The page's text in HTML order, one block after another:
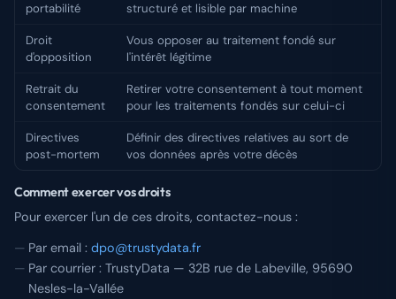
portabilité
structuré et lisible par machine
Droit
d'opposition
Vous opposer au traitement fondé sur
l'intérêt légitime
Retrait du
consentement
Retirer votre consentement à tout moment
pour les traitements fondés sur celui-ci
Directives
post-mortem
Définir des directives relatives au sort de
vos données après votre décès
Comment exercer vos droits
Pour exercer l'un de ces droits, contactez-nous :
Par email : dpo@trustydata.fr
Par courrier : TrustyData — 32B rue de Labeville, 95690
Nesles-la-Vallée